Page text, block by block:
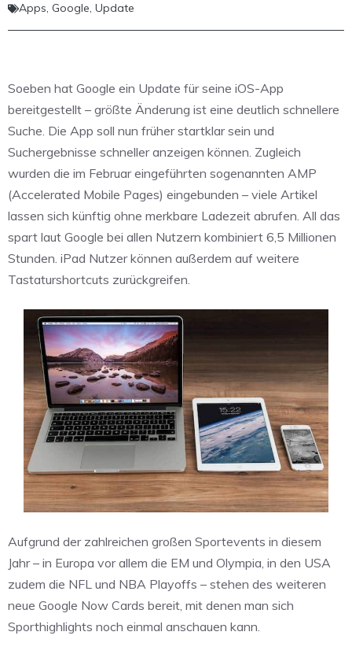
Apps, Google, Update
Soeben hat Google ein Update für seine iOS-App
bereitgestellt – größte Änderung ist eine deutlich schnellere
Suche. Die App soll nun früher startklar sein und
Suchergebnisse schneller anzeigen können. Zugleich
wurden die im Februar eingeführten sogenannten AMP
(Accelerated Mobile Pages) eingebunden – viele Artikel
lassen sich künftig ohne merkbare Ladezeit abrufen. All das
spart laut Google bei allen Nutzern kombiniert 6,5 Millionen
Stunden. iPad Nutzer können außerdem auf weitere
Tastaturshortcuts zurückgreifen.
Aufgrund der zahlreichen großen Sportevents in diesem
Jahr – in Europa vor allem die EM und Olympia, in den USA
zudem die NFL und NBA Playoffs – stehen des weiteren
neue Google Now Cards bereit, mit denen man sich
Sporthighlights noch einmal anschauen kann.